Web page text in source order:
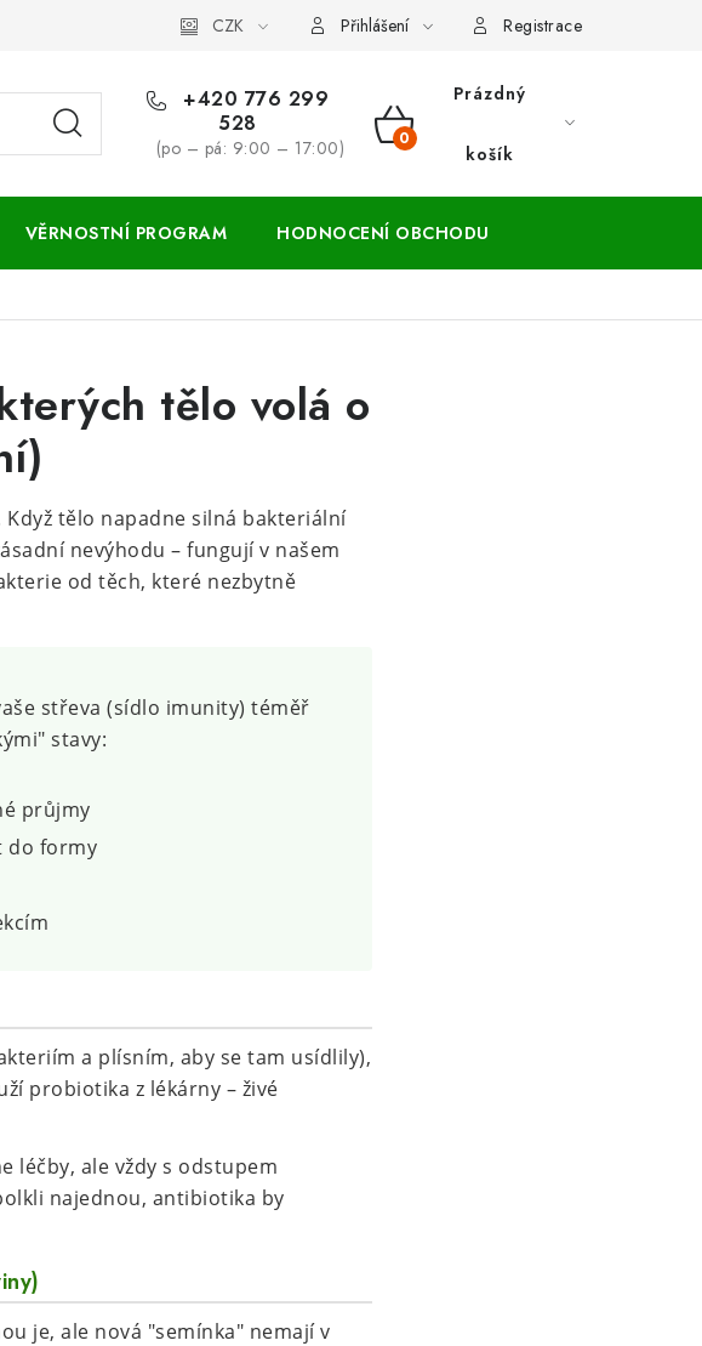
Vrácení zboží a reklamace
CZK Přihlášení Registrace
+420 776 299
528
(po – pá: 9:00 – 17:00)
NÁKUPNÍ
Prázdný
košík
VĚRNOSTNÍ PROGRAM HODNOCENÍ OBCHODU
tělo volá o
tělo napadne silná bakteriální
nevýhodu – fungují v našem
od těch, které nezbytně
střeva (sídlo imunity) téměř
stavy:
průjmy
do formy
a plísním, aby se tam usídlily),
probiotika z lékárny – živé
léčby, ale vždy s odstupem
najednou, antibiotika by
je, ale nová "semínka" nemají v